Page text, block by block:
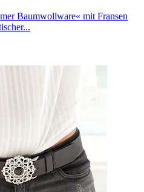
Baumwollware« mit Fransen